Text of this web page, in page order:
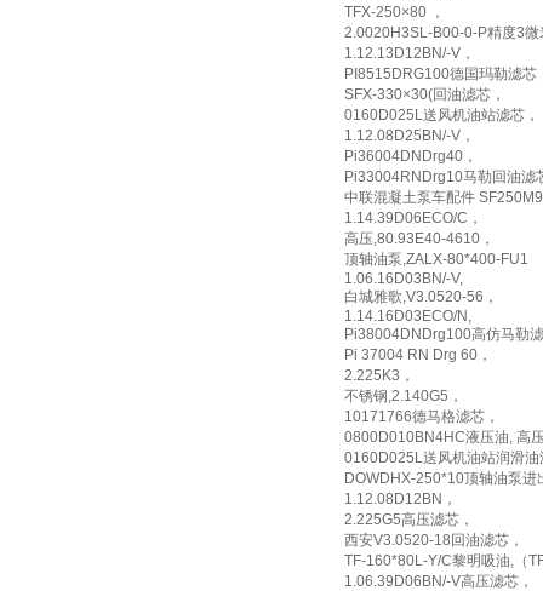
TFX-250×80 ，
2.0020H3SL-B00-0-P精度3微
1.12.13D12BN/-V，
PI8515DRG100德国玛勒滤芯
SFX-330×30(回油滤芯，
0160D025L送风机油站滤芯，
1.12.08D25BN/-V，
Pi36004DNDrg40，
Pi33004RNDrg10马勒回油滤
中联混凝土泵车配件
1.14.39D06ECO/C，
高压,80.93E40-4610，
顶轴油泵,ZALX-80*400-FU1
1.06.16D03BN/-V,
白城雅歌,V3.0520-56，
1.14.16D03ECO/N,
Pi38004DNDrg100高仿马勒
Pi 37004 RN Drg 60，
2.225K3，
不锈钢,2.140G5，
10171766德马格滤芯，
0800D010BN4HC液压油, 高
0160D025L送风机油站润滑油
DOWDHX-250*10顶轴油泵进
1.12.08D12BN，
2.225G5高压滤芯，
西安V3.0520-18回油滤芯，
TF-160*80L-Y/C黎明吸油,（
1.06.39D06BN/-V高压滤芯，